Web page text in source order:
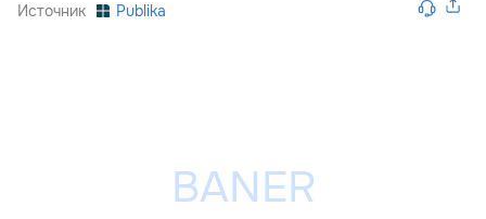
Источник Publika